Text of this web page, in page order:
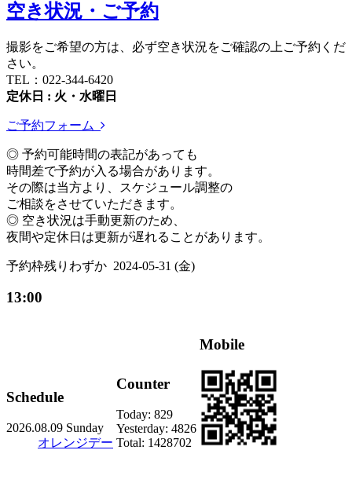
空き状況・ご予約
撮影をご希望の方は、必ず空き状況をご確認の上ご予約くだ
さい。
TEL：022-344-6420
定休日 : 火・水曜日
ご予約フォーム
◎ 予約可能時間の表記があっても
時間差で予約が入る場合があります。
その際は当方より、スケジュール調整の
ご相談をさせていただきます。
◎ 空き状況は手動更新のため、
夜間や定休日は更新が遅れることがあります。
予約枠残りわずか 2024-05-31 (金)
13:00
Schedule
2026.08.09 Sunday
オレンジデー
Counter
Today: 829
Yesterday: 4826
Total: 1428702
Mobile